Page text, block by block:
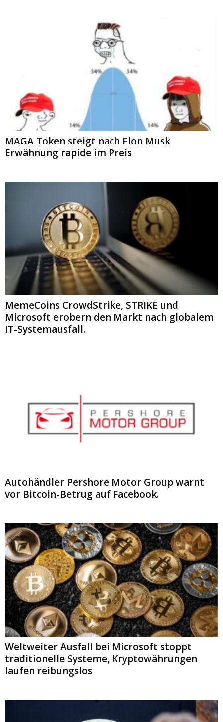
MAGA Token steigt nach Elon Musk
Erwähnung rapide im Preis
MemeCoins CrowdStrike, STRIKE und
Microsoft erobern den Markt nach globalem
IT-Systemausfall.
Autohändler Pershore Motor Group warnt
vor Bitcoin-Betrug auf Facebook.
Weltweiter Ausfall bei Microsoft stoppt
traditionelle Systeme, Kryptowährungen
laufen reibungslos